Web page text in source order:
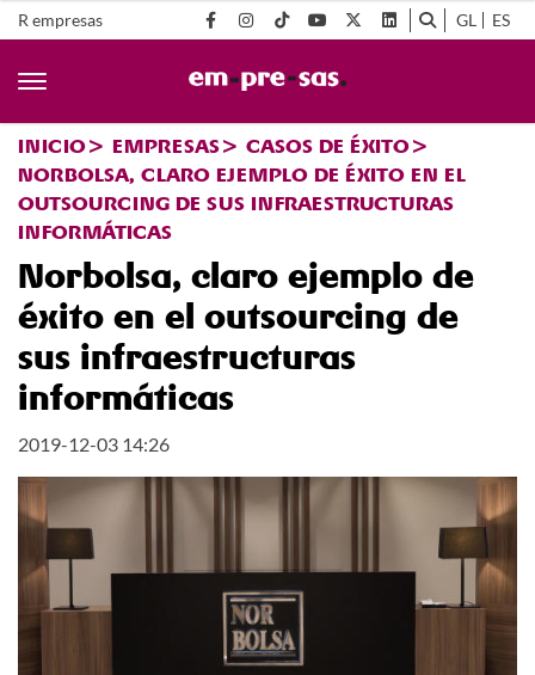
R empresas GL ES
INICIO EMPRESAS
CASOS DE ÉXITO
NORBOLSA, CLARO EJEMPLO DE ÉXITO EN EL
OUTSOURCING DE SUS INFRAESTRUCTURAS
INFORMÁTICAS
Norbolsa, claro ejemplo de
éxito en el outsourcing de
sus infraestructuras
informáticas
2019-12-03 14:26